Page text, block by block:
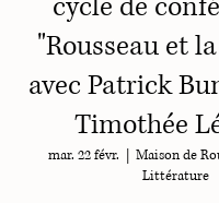
cycle de
"Rousseau et
avec Patrick
Timothée
mar. 22 févr.
Maison de
Littérature